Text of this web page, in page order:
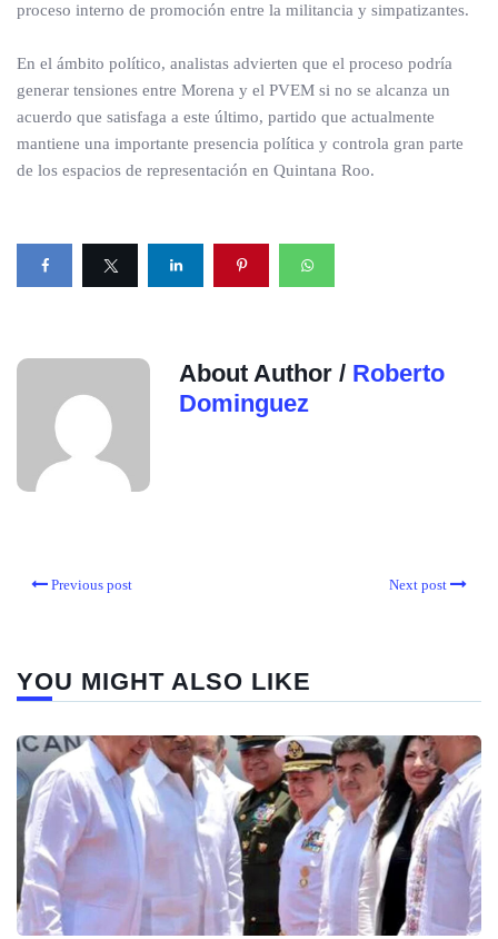
proceso interno de promoción entre la militancia y simpatizantes.
En el ámbito político, analistas advierten que el proceso podría
generar tensiones entre Morena y el PVEM si no se alcanza un
acuerdo que satisfaga a este último, partido que actualmente
mantiene una importante presencia política y controla gran parte
de los espacios de representación en Quintana Roo.
About Author / Roberto
Dominguez
Previous post Next post
YOU MIGHT ALSO LIKE